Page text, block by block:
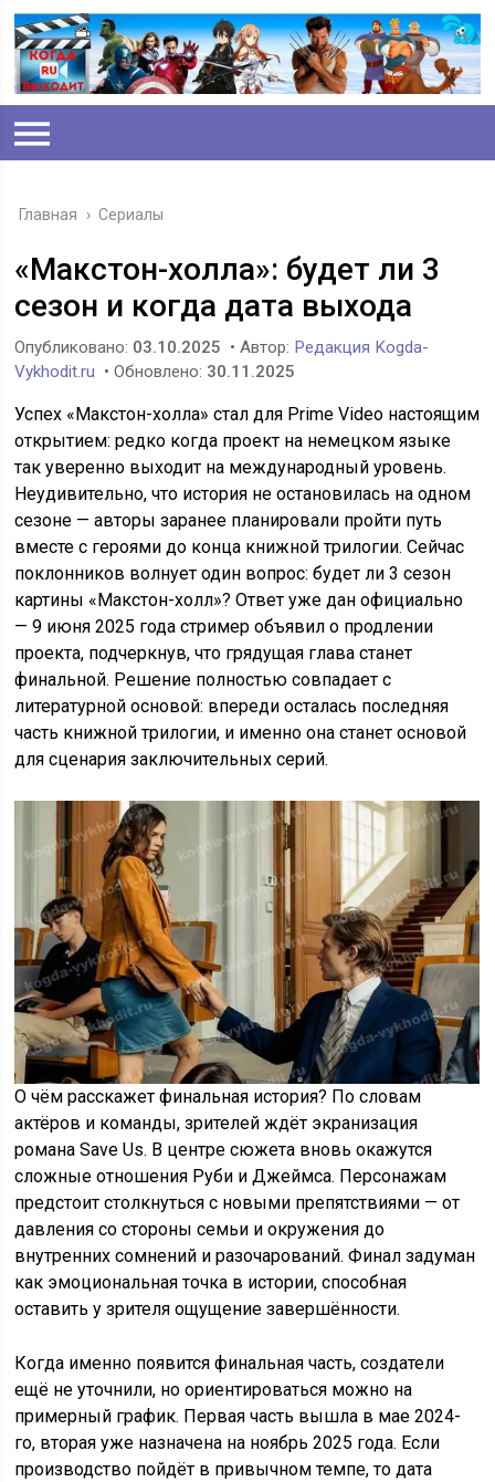
Главная › Сериалы
«Макстон-холла»: будет ли 3
сезон и когда дата выхода
Опубликовано: 03.10.2025 • Автор: Редакция Kogda-
Vykhodit.ru • Обновлено: 30.11.2025
Успех «Макстон-холла» стал для Prime Video настоящим
открытием: редко когда проект на немецком языке
так уверенно выходит на международный уровень.
Неудивительно, что история не остановилась на одном
сезоне — авторы заранее планировали пройти путь
вместе с героями до конца книжной трилогии. Сейчас
поклонников волнует один вопрос: будет ли 3 сезон
картины «Макстон-холл»? Ответ уже дан официально
— 9 июня 2025 года стример объявил о продлении
проекта, подчеркнув, что грядущая глава станет
финальной. Решение полностью совпадает с
литературной основой: впереди осталась последняя
часть книжной трилогии, и именно она станет основой
для сценария заключительных серий.
О чём расскажет финальная история? По словам
актёров и команды, зрителей ждёт экранизация
романа Save Us. В центре сюжета вновь окажутся
сложные отношения Руби и Джеймса. Персонажам
предстоит столкнуться с новыми препятствиями — от
давления со стороны семьи и окружения до
внутренних сомнений и разочарований. Финал задуман
как эмоциональная точка в истории, способная
оставить у зрителя ощущение завершённости.
Когда именно появится финальная часть, создатели
ещё не уточнили, но ориентироваться можно на
примерный график. Первая часть вышла в мае 2024-
го, вторая уже назначена на ноябрь 2025 года. Если
производство пойдёт в привычном темпе, то дата